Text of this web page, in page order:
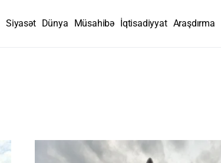
Siyasət Dünya Müsahibə İqtisadiyyat Araşdırma